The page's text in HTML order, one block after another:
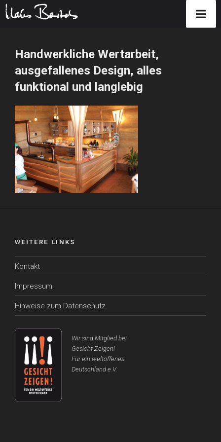
springenHandwerkliche Wertarbeit,
ausgefallenes Design, alles
funktional und langlebig
WEITERE LINKS
Kontakt
Impressum
Hinweise zum Datenschutz
Wir sind Mitglied bei
Gesicht Zeigen!
Für ein weltoffenes
Deutschland e.V.